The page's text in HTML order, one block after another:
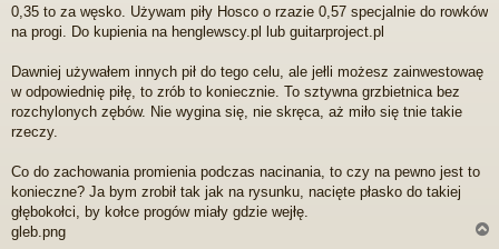
e
p
z
c
z
y
a
y
p
o
0,35 to za węsko. Używam piły Hosco o rzazie 0,57 specjalnie do rowków
na progi. Do kupienia na henglewscy.pl lub guitarproject.pl
Dawniej używałem innych pił do tego celu, ale jełli możesz zainwestowaę
w odpowiednię piłę, to zrób to koniecznie. To sztywna grzbietnica bez
rozchylonych zębów. Nie wygina się, nie skręca, aż miło się tnie takie
rzeczy.
Co do zachowania promienia podczas nacinania, to czy na pewno jest to
konieczne? Ja bym zrobił tak jak na rysunku, nacięte płasko do takiej
głębokołci, by kołce progów miały gdzie wejłę.
gleb.png